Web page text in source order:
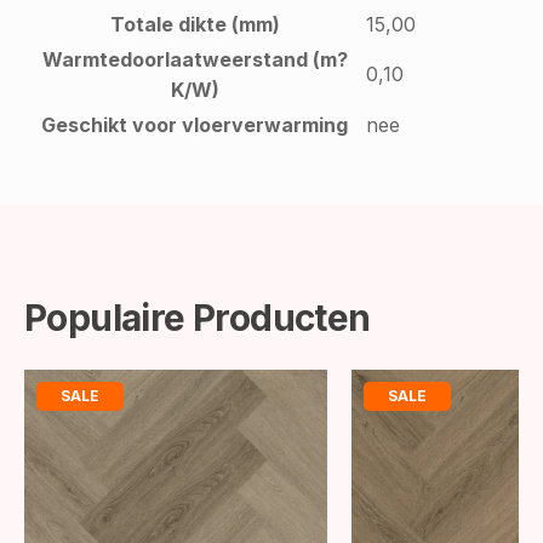
Totale dikte (mm)
15,00
Warmtedoorlaatweerstand (m?
K/W)
0,10
Geschikt voor vloerverwarming nee
Populaire Producten
SALE SALE